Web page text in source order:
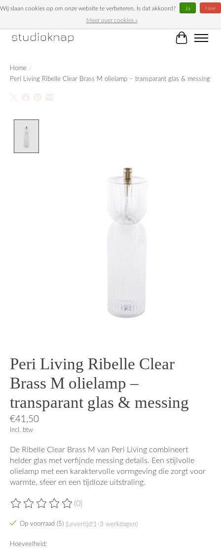
Unieke woonaccessoires bij Studioknap!
Home /
Peri Living Ribelle Clear Brass M olielamp – transparant glas & messing
Peri Living Ribelle Clear
Brass M olielamp –
transparant glas & messing
€41,50
Incl. btw
De Ribelle Clear Brass M van Peri Living combineert
helder glas met verfijnde messing details. Een stijlvolle
olielamp met een karaktervolle vormgeving die zorgt voor
warmte, sfeer en een tijdloze uitstraling.
De beoordeling van dit product is
(0)
Op voorraad (5) (Levertijd:1-3 werkdagen)
Hoeveelheid:
Wij slaan cookies op om onze website te verbeteren. Is dat akkoord? Ja
Nee
Meer over cookies »